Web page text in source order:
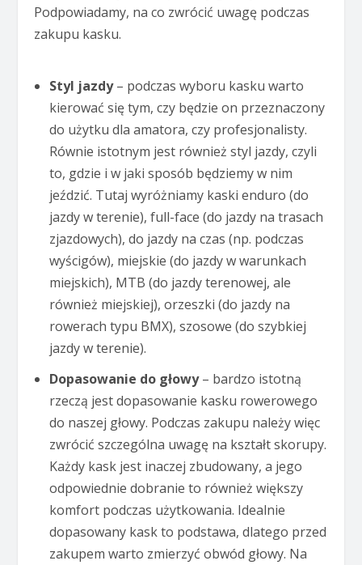
Podpowiadamy, na co zwrócić uwagę podczas
zakupu kasku.
Styl jazdy– podczas wyboru kasku warto
kierować się tym, czy będzie on przeznaczony
do użytku dla amatora, czy profesjonalisty.
Równie istotnym jest również styl jazdy, czyli
to, gdzie i w jaki sposób będziemy w nim
jeździć. Tutaj wyróżniamy kaski enduro (do
jazdy w terenie), full-face (do jazdy na trasach
zjazdowych), do jazdy na czas (np. podczas
wyścigów), miejskie (do jazdy w warunkach
miejskich), MTB (do jazdy terenowej, ale
również miejskiej), orzeszki (do jazdy na
rowerach typu BMX), szosowe (do szybkiej
jazdy w terenie).
Dopasowanie do głowy– bardzo istotną
rzeczą jest dopasowanie kasku rowerowego
do naszej głowy. Podczas zakupu należy więc
zwrócić szczególna uwagę na kształt skorupy.
Każdy kask jest inaczej zbudowany, a jego
odpowiednie dobranie to również większy
komfort podczas użytkowania. Idealnie
dopasowany kask to podstawa, dlatego przed
zakupem warto zmierzyć obwód głowy. Na